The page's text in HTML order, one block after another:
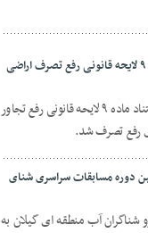
رفع تصرف بخش دیگری از اراضی آب منطقه ای گیلان به استناد ماده ۹ لایحه قانونی رفع تصرف اراضی
بخشی از اراضی استملاکی شرکت سهامی آب منطقه ای گیلان به استناد ماده ۹ لایحه قانونی رفع تجاور
دوره مسابقات سراسری شنای
آب منطقه ای گیلان به